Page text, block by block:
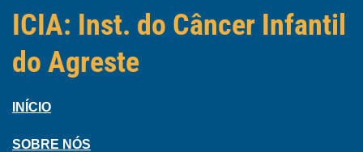
ICIA: Inst. do Câncer Infantil
do Agreste
INÍCIO
SOBRE NÓS